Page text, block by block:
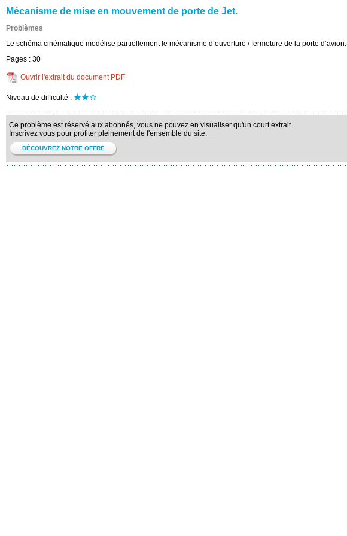
Mécanisme de mise en mouvement de porte de Jet.
Problèmes
Le schéma cinématique modélise partiellement le mécanisme d’ouverture / fermeture de la porte d’avion.
Pages : 30
Ouvrir l'extrait du document PDF
Niveau de difficulté :
Ce problème est réservé aux abonnés, vous ne pouvez en visualiser qu'un court extrait.
Inscrivez vous pour profiter pleinement de l'ensemble du site.
DÉCOUVREZ NOTRE OFFRE